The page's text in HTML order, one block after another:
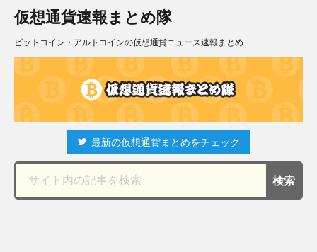
仮想通貨速報まとめ隊
ビットコイン・アルトコインの仮想通貨ニュース速報まとめ
最新の仮想通貨まとめをチェック